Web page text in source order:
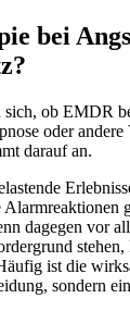
bei
ob EMDR
oder
darauf an.
Alarmreaktionen
dagegen vor
ist die
sondern